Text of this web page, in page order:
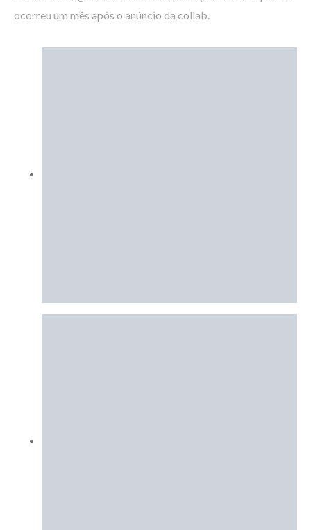
ocorreu um mês após o anúncio da collab.